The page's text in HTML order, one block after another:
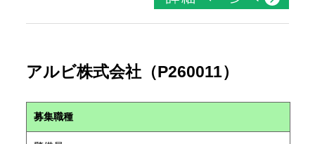
アルビ株式会社（P260011）
募集職種